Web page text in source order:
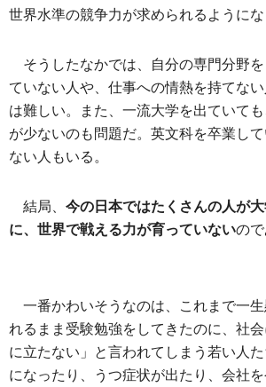
世界水準の競争力が求められるようにな
そうしたなかでは、自分の専門分野
ていない人や、仕事への情熱を持てな
は難しい。また、一流大学を出ていて
が少ないのも問題だ。英文科を卒業し
ない人もいる。
結局、 今の日本ではたくさんの人が
に、世界で戦える力が育っていないので
一番かわいそうなのは、これまで一
れるまま受験勉強をしてきたのに、社
に立たない」と言われてしまう若い人
になったり、うつ症状が出たり、会社